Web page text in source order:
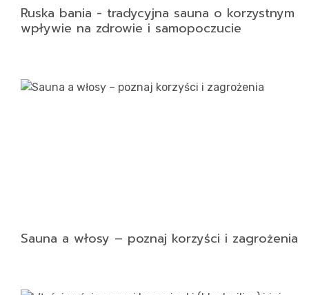
Ruska bania - tradycyjna sauna o korzystnym
wpływie na zdrowie i samopoczucie
Sauna a włosy – poznaj korzyści i zagrożenia